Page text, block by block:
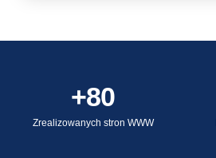
+80
Zrealizowanych stron WWW